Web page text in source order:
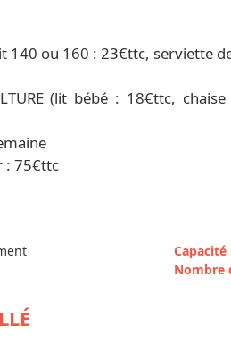
140 ou 160 : 23€ttc, serviette
(lit bébé : 18€ttc,
: 75€ttc
Capacité
Nombre